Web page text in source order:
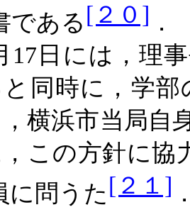
である[２０] ．
17日には，理
同時に，学
横浜市当局自
この方針に
に問うた[２１]